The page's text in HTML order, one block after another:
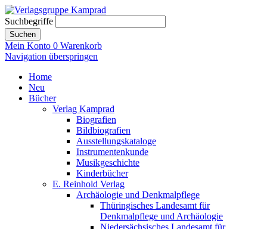
Suchbegriffe
Suchen
Mein Konto 0 Warenkorb
Navigation überspringen
Home
Neu
Bücher
Verlag Kamprad
Biografien
Bildbiografien
Ausstellungskataloge
Instrumentenkunde
Musikgeschichte
Kinderbücher
E. Reinhold Verlag
Archäologie und Denkmalpflege
Thüringisches Landesamt für
Denkmalpflege und Archäologie
Niedersächsisches Landesamt für